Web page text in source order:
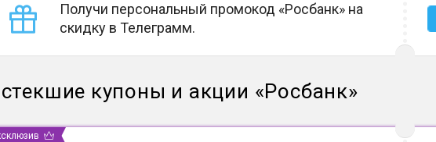
Получи персональный промокод «Росбанк» на
скидку в Телеграмм.
купоны и акции «Росбанк»